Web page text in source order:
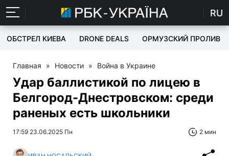
RU
ОБСТРЕЛ КИЕВА DRONE DEALS ОРМУЗСКИЙ ПРОЛИВ
Главная » Новости » Война в Украине
Удар баллистикой по лицею в
Белгород-Днестровском: среди
раненых есть школьники
17:59 23.06.2025 Пн 2 мин